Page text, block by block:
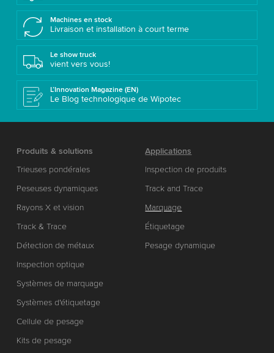
Machines en stock
Livraison et installation à court terme
Le show truck
vient vers vous!
L’Innovation Magazine (EN)
Le Blog technologique de Wipotec
Produits & solutions
Trieuses pondérales
Peseuses dynamiques
Rayons X et vision
Track & Trace
Détection de métaux
Inspection optique
Systèmes de marquage
Systèmes d'étiquetage
Cellule de pesage
Kits de pesage
Applications
Inspection de produits
Track and Trace
Marquage
Étiquetage
Pesage dynamique